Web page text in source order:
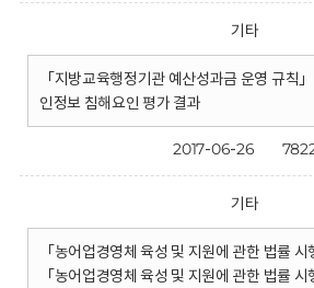
기타
「지방교육행정기관 예산성과금 운영 규칙
인정보 침해요인 평가 결과
2017-06-26
기타
「농어업경영체 육성 및 지원에 관한 법률
「농어업경영체 육성 및 지원에 관한 법률